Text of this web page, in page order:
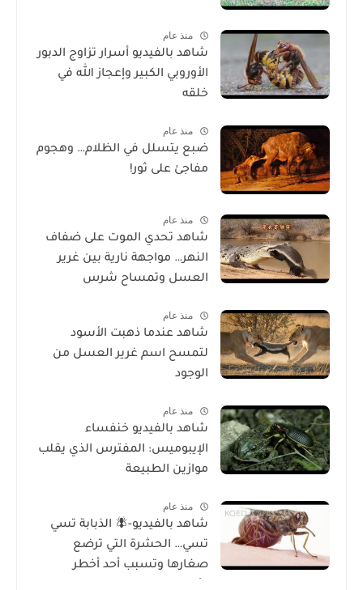
منذ عام
شاهد بالفيديو أسرار تزاوج الدبور
الأوروبي الكبير وإعجاز الله في
خلقه
منذ عام
ضبع يتسلل في الظلام… وهجوم
مفاجئ على ثور!
منذ عام
شاهد تحدي الموت على ضفاف
النهر… مواجهة نارية بين غرير
العسل وتمساح شرس
منذ عام
شاهد عندما ذهبت الأسود
لتمسح اسم غرير العسل من
الوجود
منذ عام
شاهد بالفيديو خنفساء
الإيبوميس: المفترس الذي يقلب
موازين الطبيعة
منذ عام
شاهد بالفيديو-🪰 الذبابة تسي
تسي… الحشرة التي ترضع
صغارها وتسبب أحد أخطر